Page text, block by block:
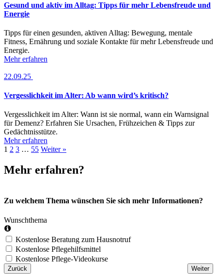
Gesund und aktiv im Alltag: Tipps für mehr Lebensfreude und
Energie
Tipps für einen gesunden, aktiven Alltag: Bewegung, mentale
Fitness, Ernährung und soziale Kontakte für mehr Lebensfreude und
Energie.
Mehr erfahren
22.09.25
Vergesslichkeit im Alter: Ab wann wird’s kritisch?
Vergesslichkeit im Alter: Wann ist sie normal, wann ein Warnsignal
für Demenz? Erfahren Sie Ursachen, Frühzeichen & Tipps zur
Gedächtnisstütze.
Mehr erfahren
1 2 3 … 55 Weiter »
Mehr erfahren?
Zu welchem Thema wünschen Sie sich mehr Informationen?
Wunschthema
Kostenlose Beratung zum Hausnotruf
Kostenlose Pflegehilfsmittel
Kostenlose Pflege-Videokurse
Zurück Weiter